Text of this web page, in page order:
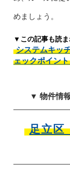
めましょう。
▼この記事も読
システムキッ
ェックポイン
▼ 物件情
足立区